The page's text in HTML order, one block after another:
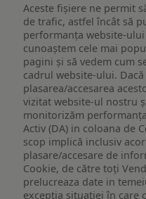
Aceste fișiere ne permit
de trafic, astfel încât să
performanța website-
cunoaștem cele mai
pagini și să vedem cum
cadrul website-ului.
plasarea/accesarea
vizitat website-ul nostru
monitorizăm
Activ (DA) in coloana de
scop implică inclusiv
plasare/accesare de
Cookie, de către toți
prelucreaza date in
excepția situației în care